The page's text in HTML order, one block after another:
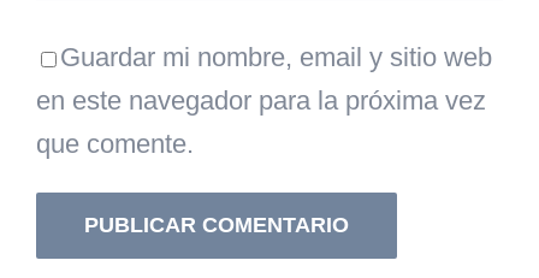
Guardar mi nombre, email y sitio web
en este navegador para la próxima vez
que comente.